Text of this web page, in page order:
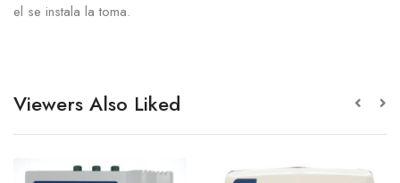
el se instala la toma.
Viewers Also Liked